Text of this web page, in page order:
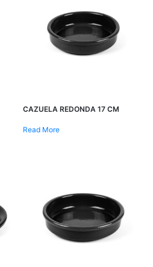
CAZUELA REDONDA 17 CM
Read More